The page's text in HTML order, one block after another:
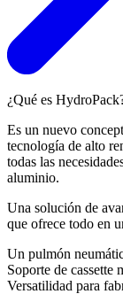
¿Qué es
Es un nuevo
tecnología de alto
todas las
aluminio.
Una solución de
que ofrece todo en
Un pulmón
Soporte de cassette
Versatilidad para